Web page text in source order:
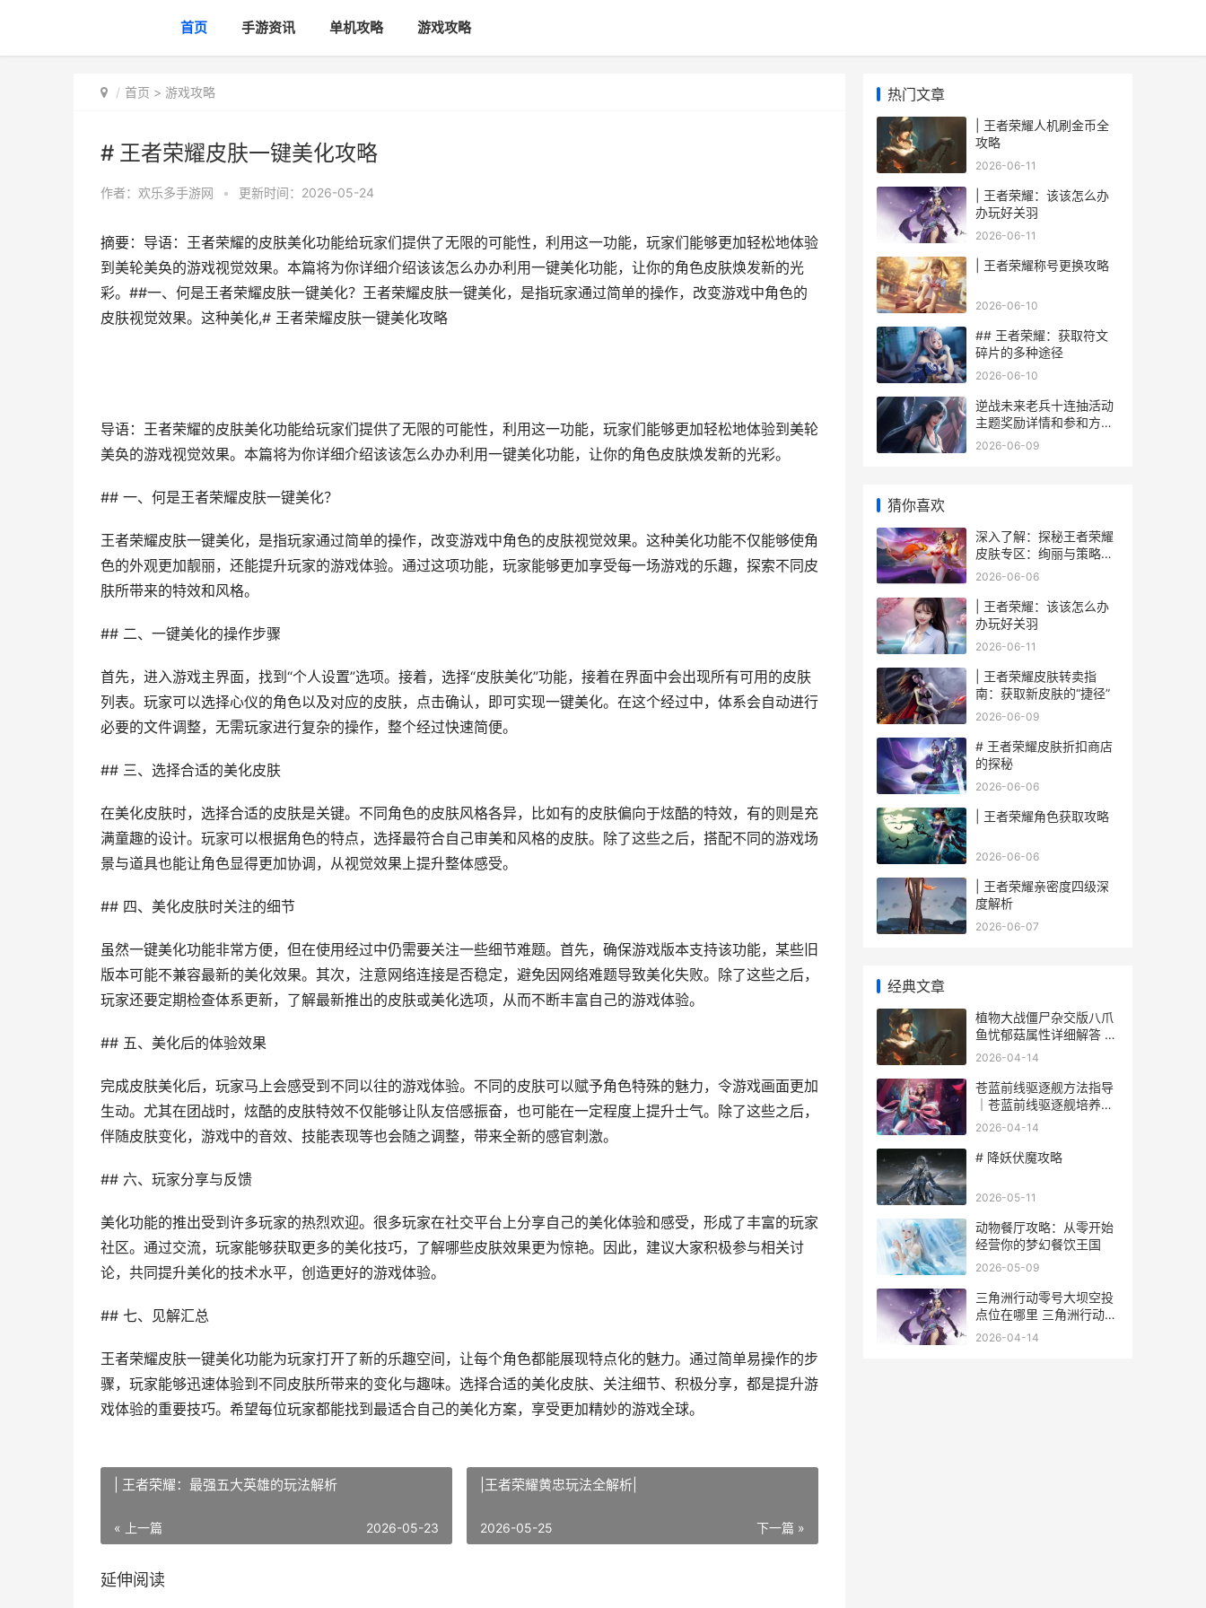
首页 手游资讯 单机攻略 游戏攻略
首页 > 游戏攻略
# 王者荣耀皮肤一键美化攻略
作者： 欢乐多手游网 • 更新时间：2026-05-24
摘要：导语：王者荣耀的皮肤美化功能给玩家们提供了无限的可能性，利用这一功能，玩家们能够更加轻松地体验
到美轮美奂的游戏视觉效果。本篇将为你详细介绍该该怎么办办利用一键美化功能，让你的角色皮肤焕发新的光
彩。##一、何是王者荣耀皮肤一键美化？王者荣耀皮肤一键美化，是指玩家通过简单的操作，改变游戏中角色的
皮肤视觉效果。这种美化,# 王者荣耀皮肤一键美化攻略
导语：王者荣耀的皮肤美化功能给玩家们提供了无限的可能性，利用这一功能，玩家们能够更加轻松地体验到美轮
美奂的游戏视觉效果。本篇将为你详细介绍该该怎么办办利用一键美化功能，让你的角色皮肤焕发新的光彩。
## 一、何是王者荣耀皮肤一键美化？
王者荣耀皮肤一键美化，是指玩家通过简单的操作，改变游戏中角色的皮肤视觉效果。这种美化功能不仅能够使角
色的外观更加靓丽，还能提升玩家的游戏体验。通过这项功能，玩家能够更加享受每一场游戏的乐趣，探索不同皮
肤所带来的特效和风格。
## 二、一键美化的操作步骤
首先，进入游戏主界面，找到“个人设置”选项。接着，选择“皮肤美化”功能，接着在界面中会出现所有可用的皮肤
列表。玩家可以选择心仪的角色以及对应的皮肤，点击确认，即可实现一键美化。在这个经过中，体系会自动进行
必要的文件调整，无需玩家进行复杂的操作，整个经过快速简便。
## 三、选择合适的美化皮肤
在美化皮肤时，选择合适的皮肤是关键。不同角色的皮肤风格各异，比如有的皮肤偏向于炫酷的特效，有的则是充
满童趣的设计。玩家可以根据角色的特点，选择最符合自己审美和风格的皮肤。除了这些之后，搭配不同的游戏场
景与道具也能让角色显得更加协调，从视觉效果上提升整体感受。
## 四、美化皮肤时关注的细节
虽然一键美化功能非常方便，但在使用经过中仍需要关注一些细节难题。首先，确保游戏版本支持该功能，某些旧
版本可能不兼容最新的美化效果。其次，注意网络连接是否稳定，避免因网络难题导致美化失败。除了这些之后，
玩家还要定期检查体系更新，了解最新推出的皮肤或美化选项，从而不断丰富自己的游戏体验。
## 五、美化后的体验效果
完成皮肤美化后，玩家马上会感受到不同以往的游戏体验。不同的皮肤可以赋予角色特殊的魅力，令游戏画面更加
生动。尤其在团战时，炫酷的皮肤特效不仅能够让队友倍感振奋，也可能在一定程度上提升士气。除了这些之后，
伴随皮肤变化，游戏中的音效、技能表现等也会随之调整，带来全新的感官刺激。
## 六、玩家分享与反馈
美化功能的推出受到许多玩家的热烈欢迎。很多玩家在社交平台上分享自己的美化体验和感受，形成了丰富的玩家
社区。通过交流，玩家能够获取更多的美化技巧，了解哪些皮肤效果更为惊艳。因此，建议大家积极参与相关讨
论，共同提升美化的技术水平，创造更好的游戏体验。
## 七、见解汇总
王者荣耀皮肤一键美化功能为玩家打开了新的乐趣空间，让每个角色都能展现特点化的魅力。通过简单易操作的步
骤，玩家能够迅速体验到不同皮肤所带来的变化与趣味。选择合适的美化皮肤、关注细节、积极分享，都是提升游
戏体验的重要技巧。希望每位玩家都能找到最适合自己的美化方案，享受更加精妙的游戏全球。
| 王者荣耀：最强五大英雄的玩法解析
« 上一篇 2026-05-23
|王者荣耀黄忠玩法全解析|
下一篇 »
2026-05-25
延伸阅读
热门文章
| 王者荣耀人机刷金币全
攻略
2026-06-11
| 王者荣耀：该该怎么办
办玩好关羽
2026-06-11
| 王者荣耀称号更换攻略
2026-06-10
## 王者荣耀：获取符文
碎片的多种途径
2026-06-10
逆战未来老兵十连抽活动
主题奖励详情和参和方式
逆战老兵回归2021
2026-06-09
猜你喜欢
深入了解：探秘王者荣耀
皮肤专区：绚丽与策略的
融合
2026-06-06
| 王者荣耀：该该怎么办
办玩好关羽
2026-06-11
| 王者荣耀皮肤转卖指
南：获取新皮肤的“捷径”
2026-06-09
# 王者荣耀皮肤折扣商店
的探秘
2026-06-06
| 王者荣耀角色获取攻略
2026-06-06
| 王者荣耀亲密度四级深
度解析
2026-06-07
经典文章
植物大战僵尸杂交版八爪
鱼忧郁菇属性详细解答 植
物大战僵尸杂交版官网入
2026-04-14
苍蓝前线驱逐舰方法指导
｜苍蓝前线驱逐舰培养路
线和实战诀窍详细解答 苍
2026-04-14
# 降妖伏魔攻略
2026-05-11
动物餐厅攻略：从零开始
经营你的梦幻餐饮王国
2026-05-09
三角洲行动零号大坝空投
点位在哪里 三角洲行动零
号大坝非洲之心刷新点
2026-04-14